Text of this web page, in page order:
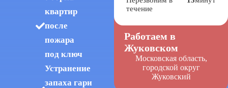
квартир
после
пожара
под ключ
Устранение
запаха гари
течение
Работаем в
Жуковском
Московская область,
городской округ
Жуковский